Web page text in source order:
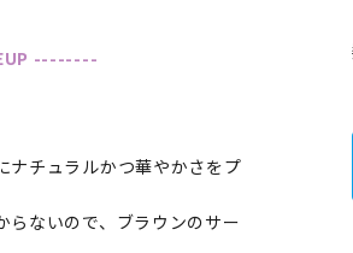
--------
ナチュラルかつ華やかさをプ
らないので、ブラウンのサー